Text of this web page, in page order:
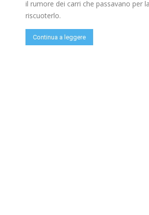
il rumore dei carri che passavano per
riscuoterlo.
Continua a leggere